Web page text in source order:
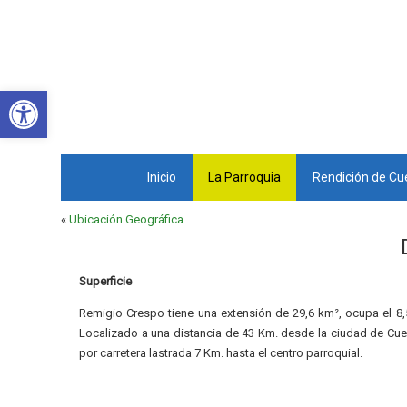
Inicio La Parroquia Rendición de
«Ubicación Geográfica
Superficie
Remigio Crespo tiene una extensión de 29,6 km², ocupa el
Localizado a una distancia de 43 Km. desde la ciudad de
por carretera lastrada 7 Km. hasta el centro parroquial.
Abrir barra de herramientas